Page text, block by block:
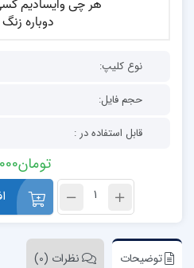
نوع کلیپ:
حجم فایل:
قابل استفاده در :
تومان
توضیحات نظرات (0)